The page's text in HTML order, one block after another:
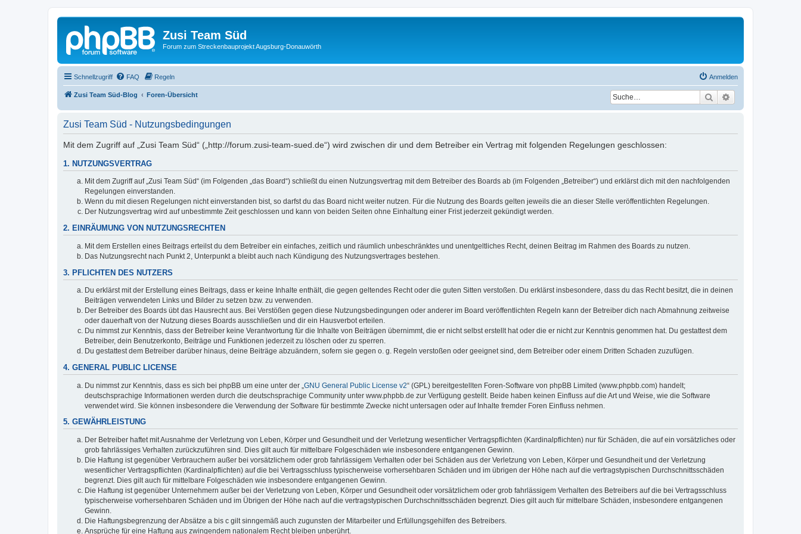
Zusi Team Süd
Forum zum Streckenbauprojekt Augsburg-Donauwörth
Schnellzugriff FAQ Regeln Anmelden
Zusi Team Süd-Blog Foren-Übersicht Suche
Zusi Team Süd - Nutzungsbedingungen
Mit dem Zugriff auf „Zusi Team Süd“ („http://forum.zusi-team-sued.de“) wird zwischen dir und dem Betreiber ein Vertrag mit folgenden Regelungen geschlossen:
1. NUTZUNGSVERTRAG
Mit dem Zugriff auf „Zusi Team Süd“ (im Folgenden „das Board“) schließt du einen Nutzungsvertrag mit dem Betreiber des Boards ab (im Folgenden „Betreiber“) und erklärst dich mit den nachfolgenden
Regelungen einverstanden.
Wenn du mit diesen Regelungen nicht einverstanden bist, so darfst du das Board nicht weiter nutzen. Für die Nutzung des Boards gelten jeweils die an dieser Stelle veröffentlichten Regelungen.
Der Nutzungsvertrag wird auf unbestimmte Zeit geschlossen und kann von beiden Seiten ohne Einhaltung einer Frist jederzeit gekündigt werden.
2. EINRÄUMUNG VON NUTZUNGSRECHTEN
Mit dem Erstellen eines Beitrags erteilst du dem Betreiber ein einfaches, zeitlich und räumlich unbeschränktes und unentgeltliches Recht, deinen Beitrag im Rahmen des Boards zu nutzen.
Das Nutzungsrecht nach Punkt 2, Unterpunkt a bleibt auch nach Kündigung des Nutzungsvertrages bestehen.
3. PFLICHTEN DES NUTZERS
Du erklärst mit der Erstellung eines Beitrags, dass er keine Inhalte enthält, die gegen geltendes Recht oder die guten Sitten verstoßen. Du erklärst insbesondere, dass du das Recht besitzt, die in deinen
Beiträgen verwendeten Links und Bilder zu setzen bzw. zu verwenden.
Der Betreiber des Boards übt das Hausrecht aus. Bei Verstößen gegen diese Nutzungsbedingungen oder anderer im Board veröffentlichten Regeln kann der Betreiber dich nach Abmahnung zeitweise
oder dauerhaft von der Nutzung dieses Boards ausschließen und dir ein Hausverbot erteilen.
Du nimmst zur Kenntnis, dass der Betreiber keine Verantwortung für die Inhalte von Beiträgen übernimmt, die er nicht selbst erstellt hat oder die er nicht zur Kenntnis genommen hat. Du gestattest dem
Betreiber, dein Benutzerkonto, Beiträge und Funktionen jederzeit zu löschen oder zu sperren.
Du gestattest dem Betreiber darüber hinaus, deine Beiträge abzuändern, sofern sie gegen o. g. Regeln verstoßen oder geeignet sind, dem Betreiber oder einem Dritten Schaden zuzufügen.
4. GENERAL PUBLIC LICENSE
Du nimmst zur Kenntnis, dass es sich bei phpBB um eine unter der „ GNU General Public License v2“ (GPL) bereitgestellten Foren-Software von phpBB Limited (www.phpbb.com) handelt;
deutschsprachige Informationen werden durch die deutschsprachige Community unter www.phpbb.de zur Verfügung gestellt. Beide haben keinen Einfluss auf die Art und Weise, wie die Software
verwendet wird. Sie können insbesondere die Verwendung der Software für bestimmte Zwecke nicht untersagen oder auf Inhalte fremder Foren Einfluss nehmen.
5. GEWÄHRLEISTUNG
Der Betreiber haftet mit Ausnahme der Verletzung von Leben, Körper und Gesundheit und der Verletzung wesentlicher Vertragspflichten (Kardinalpflichten) nur für Schäden, die auf ein vorsätzliches oder
grob fahrlässiges Verhalten zurückzuführen sind. Dies gilt auch für mittelbare Folgeschäden wie insbesondere entgangenen Gewinn.
Die Haftung ist gegenüber Verbrauchern außer bei vorsätzlichem oder grob fahrlässigem Verhalten oder bei Schäden aus der Verletzung von Leben, Körper und Gesundheit und der Verletzung
wesentlicher Vertragspflichten (Kardinalpflichten) auf die bei Vertragsschluss typischerweise vorhersehbaren Schäden und im übrigen der Höhe nach auf die vertragstypischen Durchschnittsschäden
begrenzt. Dies gilt auch für mittelbare Folgeschäden wie insbesondere entgangenen Gewinn.
Die Haftung ist gegenüber Unternehmern außer bei der Verletzung von Leben, Körper und Gesundheit oder vorsätzlichem oder grob fahrlässigem Verhalten des Betreibers auf die bei Vertragsschluss
typischerweise vorhersehbaren Schäden und im Übrigen der Höhe nach auf die vertragstypischen Durchschnittsschäden begrenzt. Dies gilt auch für mittelbare Schäden, insbesondere entgangenen
Gewinn.
Die Haftungsbegrenzung der Absätze a bis c gilt sinngemäß auch zugunsten der Mitarbeiter und Erfüllungsgehilfen des Betreibers.
Ansprüche für eine Haftung aus zwingendem nationalem Recht bleiben unberührt.